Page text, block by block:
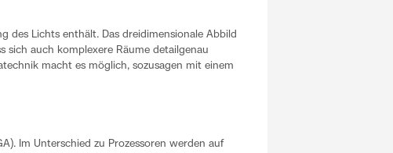
des Lichts enthält. Das dreidimensionale Abbild
sich auch komplexere Räume detailgenau
macht es möglich, sozusagen mit einem
Im Unterschied zu Prozessoren werden auf